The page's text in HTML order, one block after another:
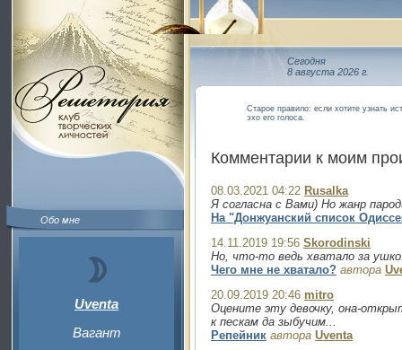
Обо мне
Uventa
Вагант
Сегодня
8 августа 2026 г.
Старое правило: если хотите узнать
эхо его голоса.
Комментарии к моим
08.03.2021 04:22 Rusalka
Я согласна с Вами) Но жанр
На "Донжуанский список
14.11.2019 19:56 Skorodinski
Но, что-то ведь хватало за
Чего мне не хватало? автора
20.09.2019 20:46 mitro
Оцените эту девочку, она-
к пескам да зыбучим...
Репейник автора Uventa